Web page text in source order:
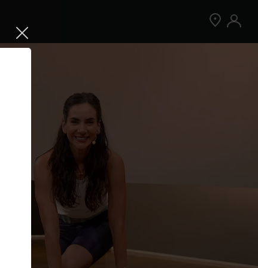
Jetzt Peloton App kostenlos testen